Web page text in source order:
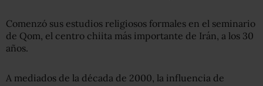
Comenzó sus estudios religiosos formales en el seminario
de Qom, el centro chiita más importante de Irán, a los 30
años.
A mediados de la década de 2000, la influencia de